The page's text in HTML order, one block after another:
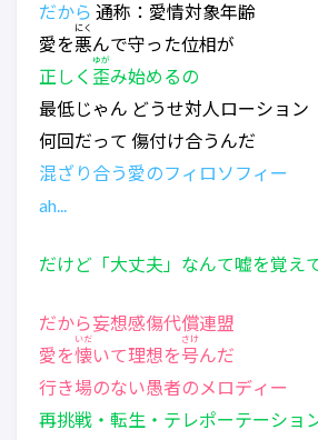
だから 通称：愛情対象年齢
愛を悪
にく
んで守った位相が
正しく 歪
ゆが
み始めるの
最低じゃん どうせ対人ローション
何回だって 傷付け合うんだ
混ざり合う愛のフィロソフィー
ah...
だけど「大丈夫」なんて嘘を覚え
だから妄想感傷代償連盟
愛を懐
いだ
いて理想を号
さけ
んだ
行き場のない愚者のメロディー
再挑戦・転生・テレポーテーショ